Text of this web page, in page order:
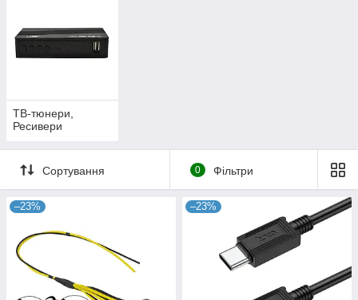
ТВ-тюнери,
Ресивери
Сортування 0 Фільтри
–23% –23%